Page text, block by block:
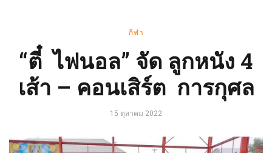
กีฬา
“ตี๋ ไฟนอล” จัด ลูกหนัง 4
เส้า – คอนเสิร์ต การกุศล
15 ตุลาคม 2022